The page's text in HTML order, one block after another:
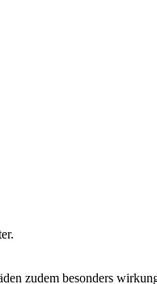
zudem besonders